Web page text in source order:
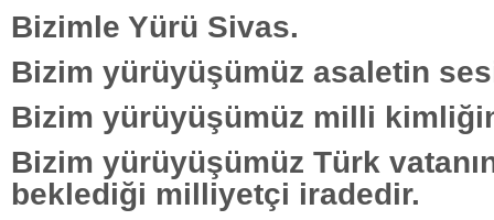
Bizimle Yürü Sivas.
Bizim yürüyüşümüz asaletin
Bizim yürüyüşümüz milli
Bizim yürüyüşümüz Türk
beklediği milliyetçi iradedir.